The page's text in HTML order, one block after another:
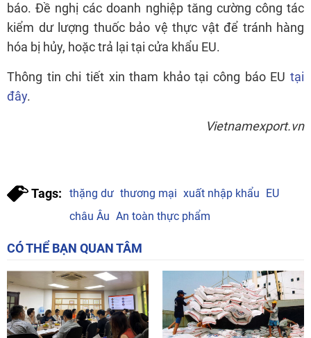
báo. Đề nghị các doanh nghiệp tăng cường công tác
kiểm dư lượng thuốc bảo vệ thực vật để tránh hàng
hóa bị hủy, hoặc trả lại tại cửa khẩu EU.
Thông tin chi tiết xin tham khảo tại công báo EU tại
đây.
Vietnamexport.vn
Tags: thặng dư thương mại xuất nhập khẩu EU
châu Âu An toàn thực phẩm
CÓ THỂ BẠN QUAN TÂM